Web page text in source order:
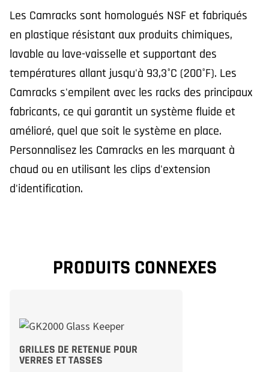
Les Camracks sont homologués NSF et fabriqués
en plastique résistant aux produits chimiques,
lavable au lave-vaisselle et supportant des
températures allant jusqu'à 93,3°C (200°F). Les
Camracks s'empilent avec les racks des principaux
fabricants, ce qui garantit un système fluide et
amélioré, quel que soit le système en place.
Personnalisez les Camracks en les marquant à
chaud ou en utilisant les clips d'extension
d'identification.
PRODUITS CONNEXES
GRILLES DE RETENUE POUR
VERRES ET TASSES